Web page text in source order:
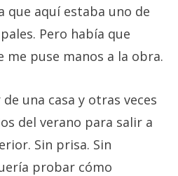
que aquí estaba uno de
Pero había que
puse manos a la obra.
una casa y otras veces
del verano para salir a
Sin prisa. Sin
probar cómo